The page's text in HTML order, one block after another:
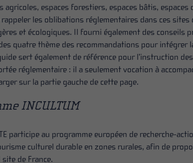
agricoles, espaces forestiers, espaces bâtis,
les oblibations réglementaires dans ces
et écologiques. Il fourni également des conseils
quatre thème des recommandations pour
sert également de référence pour l’instruction
réglementaire : il a seulement vocation à
sur la partie gauche de cette page.
INCULTUM
participe au programme européen de recherche-
culturel durable en zones rurales, afin de
de France.